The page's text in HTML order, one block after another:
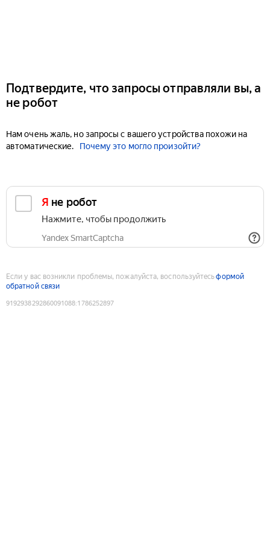
Подтвердите, что запросы отправляли вы, а
не робот
Нам очень жаль, но запросы с вашего устройства похожи на
автоматические.
Почему это могло произойти?
Я не робот
Нажмите, чтобы продолжить
Yandex SmartCaptcha
Если у вас возникли проблемы, пожалуйста, воспользуйтесьформой
обратной связи
9192938292860091088:1786252897